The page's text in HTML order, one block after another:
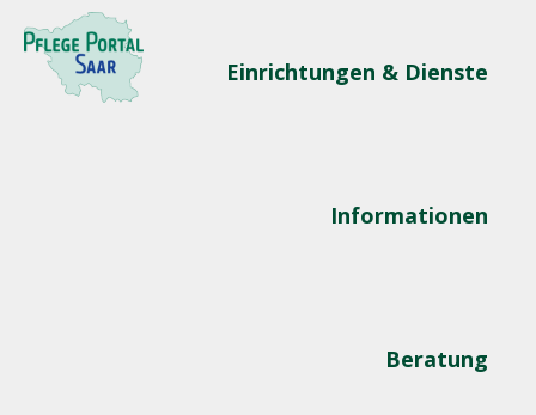
Einrichtungen & Dienste
Informationen
Beratung